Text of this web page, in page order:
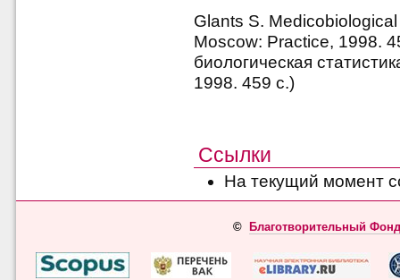
Glants S.
Moscow: Practice, 1998.
биологическая
1998. 459 с.)
Ссылки
На текущий момент
© Благотворительный